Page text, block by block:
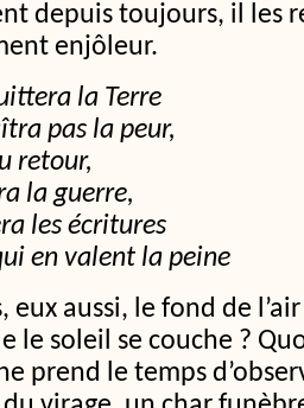
depuis toujours, il les
enjôleur.
la Terre
pas la peur,
retour,
la guerre,
les écritures
en valent la peine
eux aussi, le fond de
le soleil se couche ?
prend le temps